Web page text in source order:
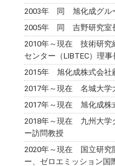
2003年 同 旭化成グル
2005年 同 吉野研究室
2010年～現在 技術研究
センター（LIBTEC）理事
2015年 旭化成株式会社
2017年～現在 名城大学
2017年～現在 旭化成株
2018年～現在 九州大学
ー訪問教授
2020年～現在 国立研究
ー、ゼロエミッション国